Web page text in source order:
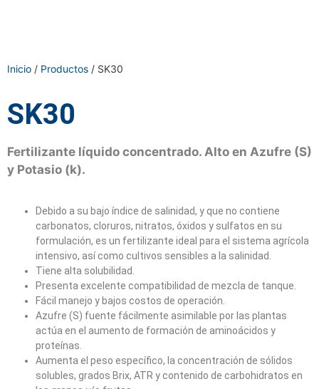
Inicio / Productos / SK30
SK30
Fertilizante líquido concentrado. Alto en Azufre (S)
y Potasio (k).
Debido a su bajo índice de salinidad, y que no contiene
carbonatos, cloruros, nitratos, óxidos y sulfatos en su
formulación, es un fertilizante ideal para el sistema agrícola
intensivo, así como cultivos sensibles a la salinidad.
Tiene alta solubilidad.
Presenta excelente compatibilidad de mezcla de tanque.
Fácil manejo y bajos costos de operación.
Azufre (S) fuente fácilmente asimilable por las plantas
actúa en el aumento de formación de aminoácidos y
proteínas.
Aumenta el peso específico, la concentración de sólidos
solubles, grados Brix, ATR y contenido de carbohidratos en